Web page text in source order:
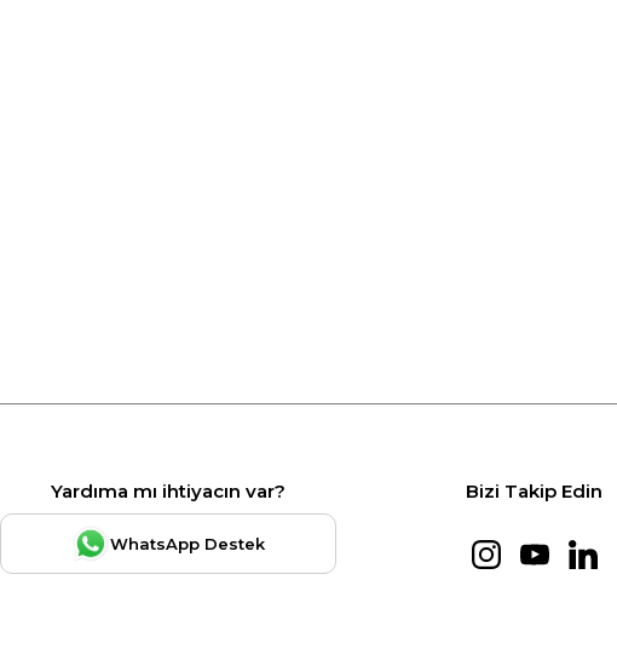
Yardıma mı ihtiyacın var?
WhatsApp Destek
Bizi Takip Edin